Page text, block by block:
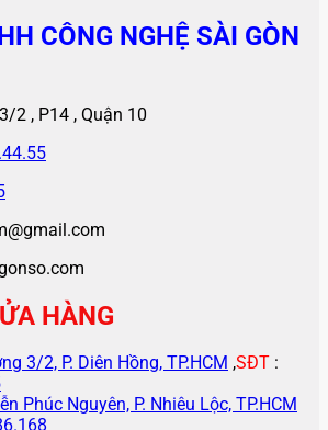
CÔNG NGHỆ SÀI GÒN
2 , P14 , Quận 10
HÀNG
3/2, P. Diên Hồng, TP.HCM ,SĐT :
Phúc Nguyên, P. Nhiêu Lộc, TP.HCM